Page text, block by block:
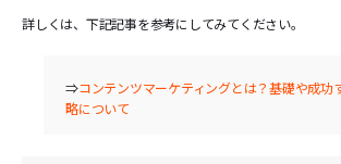
詳しくは、下記記事を参考にしてみてください。
⇒コンテンツマーケティングとは？基礎や成功
略について